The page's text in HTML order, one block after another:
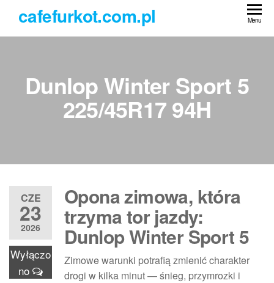
treści
cafefurkot.com.pl Menu
Dunlop Winter Sport 5
225/45R17 94H
CZE
23
2026
Wyłączo
no
Opona zimowa, która
trzyma tor jazdy:
Dunlop Winter Sport 5
Zimowe warunki potrafią zmienić charakter
drogi w kilka minut — śnieg, przymrozki i